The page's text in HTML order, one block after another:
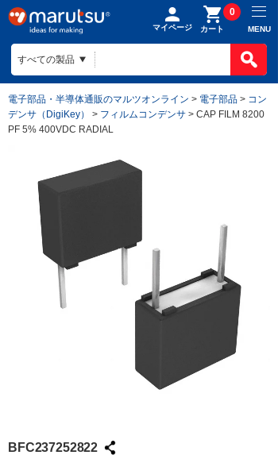
マイページ カート
0
MENU
電子部品・半導体通販のマルツオンライン > 電子部品 > コン
デンサ（DigiKey）
> フィルムコンデンサ > CAP FILM 8200
PF 5% 400VDC RADIAL
BFC237252822